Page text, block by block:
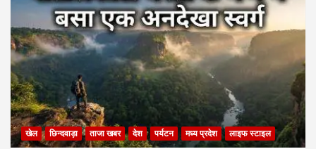
खेल छिन्दवाड़ा ताजा खबर देश पर्यटन मध्य प्रदेश लाइफ स्टाइल